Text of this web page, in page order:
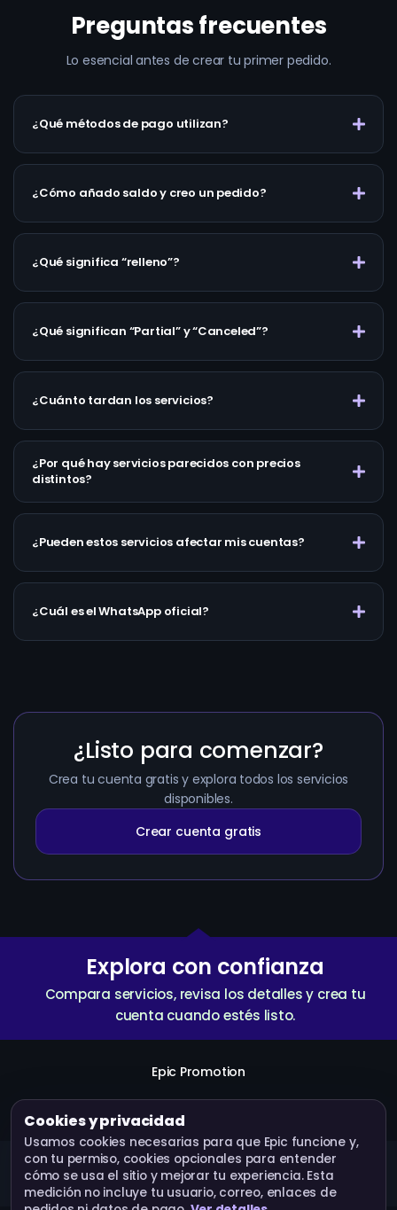
Preguntas frecuentes
Lo esencial antes de crear tu primer pedido.
¿Qué métodos de pago utilizan?
¿Cómo añado saldo y creo un pedido?
¿Qué significa “relleno”?
¿Qué significan “Partial” y “Canceled”?
¿Cuánto tardan los servicios?
¿Por qué hay servicios parecidos con precios
distintos?
¿Pueden estos servicios afectar mis cuentas?
¿Cuál es el WhatsApp oficial?
¿Listo para comenzar?
Crea tu cuenta gratis y explora todos los servicios
disponibles.
Crear cuenta gratis
Explora con confianza
Compara servicios, revisa los detalles y crea tu
cuenta cuando estés listo.
Epic Promotion
Crear cuenta Servicios
Epic Promotion · Operado por Bluebox Corp © 2026.
Todos los derechos reservados.
Cookies y privacidad
Usamos cookies necesarias para que Epic funcione y,
con tu permiso, cookies opcionales para entender
cómo se usa el sitio y mejorar tu experiencia. Esta
medición no incluye tu usuario, correo, enlaces de